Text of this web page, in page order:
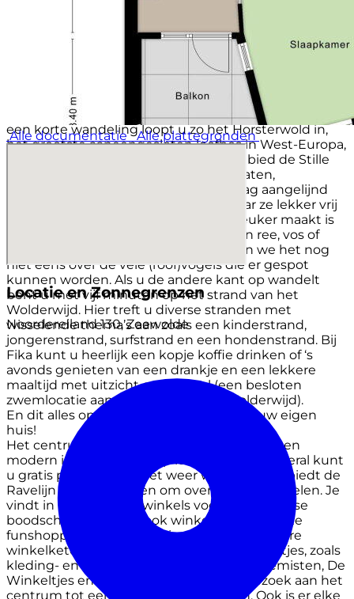
Wist u dat er in heel Zeewolde niet één stoplicht
staat? In Zeewolde is in principe alles lopend of per
fiets bereikbaar. Verschillende basisscholen, voor- en
naschoolse opvang, middelbare school, maar ook de
supermarkt en de sportschool zijn hooguit een paar
minuten fietsen. De sportvelden en sporthal, waar
een grote diversiteit aan sporten beoefend worden
alsmede een golfbaan liggen vrijwel om de hoek. Met
een korte wandeling loopt u zo het Horsterwold in,
het grootste aaneengesloten loofbos in West-Europa,
met onder meer het unieke natuurgebied de Stille
Kern! Hier kun je eindeloos fietsen, skaten,
paardrijden en wandelen. De hond mag aangelijnd
mee, maar er zijn ook stukken bos waar ze lekker vrij
rond mogen snuffelen. Wat het nog leuker maakt is
dat u tijdens de wandeling zomaar een ree, vos of
bever tegen kunt komen! Dan hebben we het nog
niet eens over de vele (roof)vogels die er gespot
kunnen worden. Als u de andere kant op wandelt
bent u met vijf minuten op het strand van het
Wolderwijd. Hier treft u diverse stranden met
wisselende thema’s aan zoals een kinderstrand,
jongerenstrand, surfstrand en een hondenstrand. Bij
Fika kunt u heerlijk een kopje koffie drinken of ‘s
avonds genieten van een drankje en een lekkere
maaltijd met uitzicht op het atol (een besloten
zwemlocatie aan het strand in het Wolderwijd).
En dit alles op loop- en fietsafstand van uw eigen
huis!
Het centrum van Zeewolde is overzichtelijk en
modern ingericht, alles op loopafstand en overal kunt
u gratis parkeren. Als het weer wat tegenzit, biedt de
Ravelijn mogelijkheden om overdekt te winkelen. Je
vindt in het centrum winkels voor de dagelijkse
boodschappen, maar ook winkels om lekker te
funshoppen. Naast vestigingen van de grotere
winkelketens zijn er diverse kleinere winkeltjes, zoals
kleding- en sportboetiekjes, juweliers, bloemisten, De
Winkeltjes en nog veel meer, die een bezoek aan het
centrum tot een leuk uitstapje maken. Ook is er elke
Alle documentatie Alle plattegronden
Locatie en Zonnegrenzen
Noordereiland 130, Zeewolde